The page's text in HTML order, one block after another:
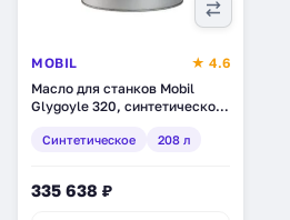
MOBIL
★ 4.6
Масло для станков Mobil
Glygoyle 320, синтетическое,
Синтетическое 208 л
335 638 ₽